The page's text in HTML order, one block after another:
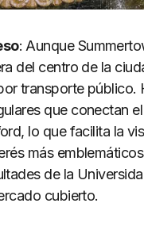
: Aunque
del centro de la
transporte público.
que conectan
lo que facilita la
más
de la
cubierto.